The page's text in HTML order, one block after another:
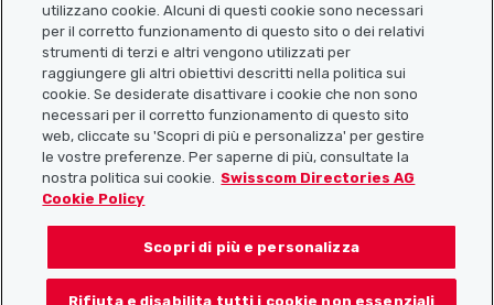
Link utili
Scarica l’app Localcities
Seguiteci su:
utilizzano cookie. Alcuni di questi cookie sono necessari
per il corretto funzionamento di questo sito o dei relativi
strumenti di terzi e altri vengono utilizzati per
raggiungere gli altri obiettivi descritti nella politica sui
cookie. Se desiderate disattivare i cookie che non sono
necessari per il corretto funzionamento di questo sito
web, cliccate su 'Scopri di più e personalizza' per gestire
le vostre preferenze. Per saperne di più, consultate la
nostra politica sui cookie.
Swisscom Directories AG
Cookie Policy
Scopri di più e personalizza
Rifiuta e disabilita tutti i cookie non essenziali